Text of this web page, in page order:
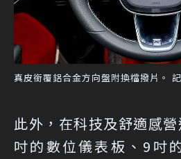
真皮銜覆鋁合金方向盤附換檔撥片。
此外，在科技及舒適感
吋的數位儀表板、9吋